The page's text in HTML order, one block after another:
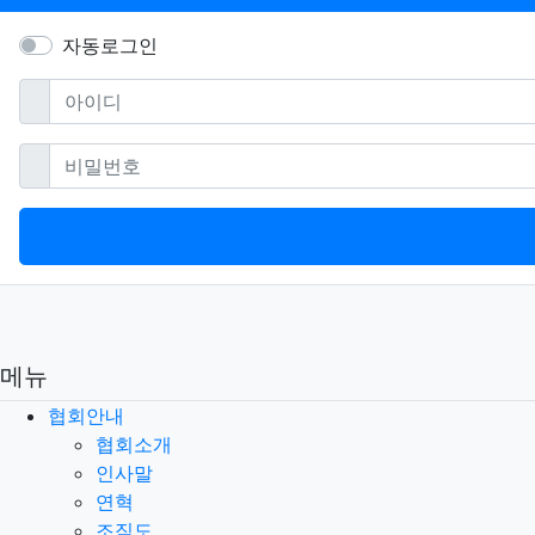
자동로그인
아이디필수
비밀번호필수
메뉴
협회안내
협회소개
인사말
연혁